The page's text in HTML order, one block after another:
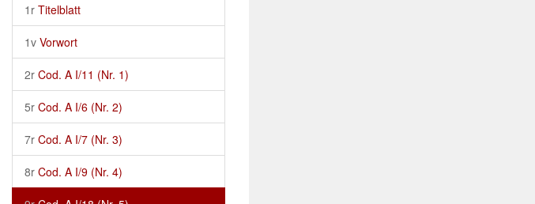
1r Titelblatt
1v Vorwort
2r Cod. A I/11 (Nr. 1)
5r Cod. A I/6 (Nr. 2)
7r Cod. A I/7 (Nr. 3)
8r Cod. A I/9 (Nr. 4)